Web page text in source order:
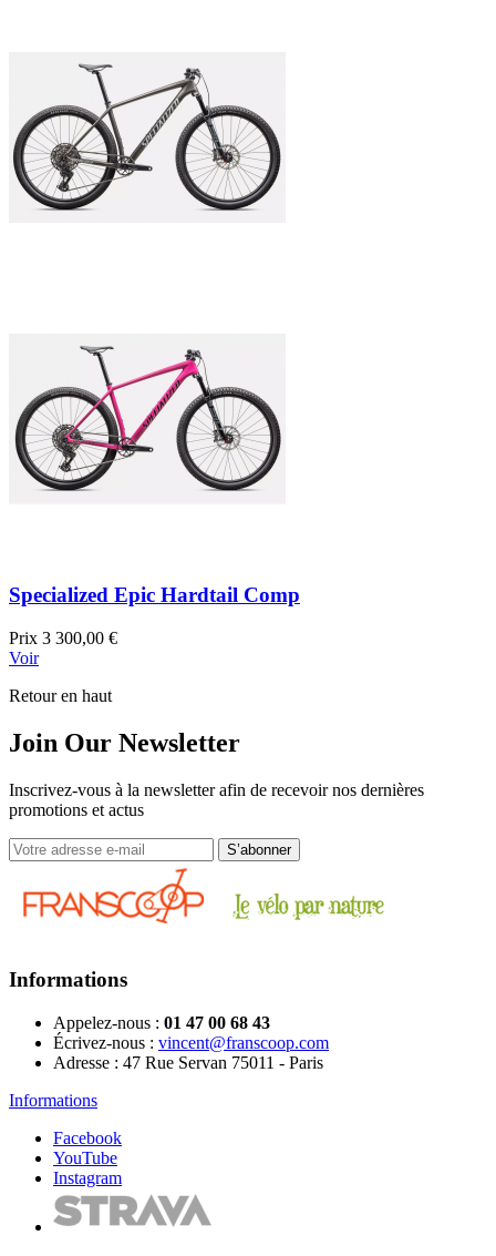
Specialized Epic Hardtail Comp
Prix 3 300,00 €
Voir
Retour en haut
Join Our Newsletter
Inscrivez-vous à la newsletter afin de recevoir nos dernières
promotions et actus
Informations
Appelez-nous : 01 47 00 68 43
Écrivez-nous : vincent@franscoop.com
Adresse : 47 Rue Servan 75011 - Paris
Informations
Facebook
YouTube
Instagram